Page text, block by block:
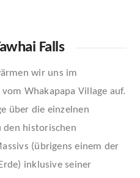
Falls
wir uns im
Whakapapa Village auf.
über die einzelnen
den historischen
(übrigens einem der
inklusive seiner